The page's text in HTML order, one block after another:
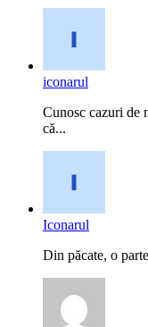
iconarul
Cunosc cazuri de
că...
Iconarul
Din păcate, o